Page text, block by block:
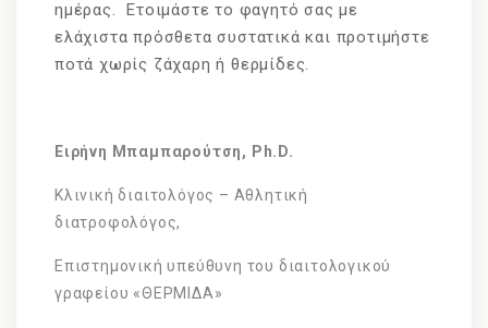
ημέρας. Ετοιμάστε το φαγητό σας με
ελάχιστα πρόσθετα συστατικά και προτιμήστε
ποτά χωρίς ζάχαρη ή θερμίδες.
Ειρήνη Μπαμπαρούτση, Ph.D.
Κλινική διαιτολόγος – Αθλητική
διατροφολόγος,
Επιστημονική υπεύθυνη του διαιτολογικού
γραφείου «ΘΕΡΜΙΔΑ»